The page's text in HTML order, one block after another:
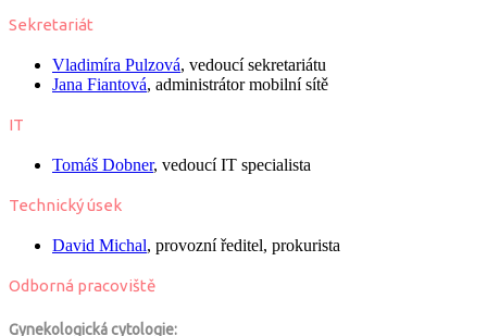
Sekretariát
Vladimíra Pulzová, vedoucí sekretariátu
Jana Fiantová, administrátor mobilní sítě
IT
Tomáš Dobner, vedoucí IT specialista
Technický úsek
David Michal, provozní ředitel, prokurista
Odborná pracoviště
Gynekologická cytologie: